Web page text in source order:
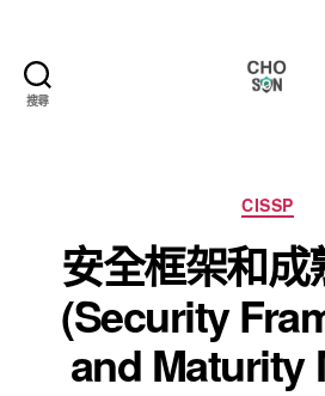
搜尋
大
小
事
分
類
CISSP
安全框架和成
(Security
and Maturity